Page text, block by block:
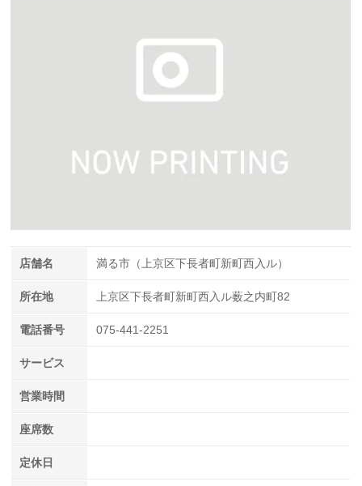
店舗名 満る市（上京区下長者町新町西入ル）
所在地 上京区下長者町新町西入ル薮之内町82
電話番号 075-441-2251
サービス
営業時間
座席数
定休日